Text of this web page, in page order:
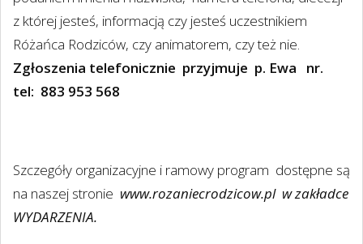
z której jesteś, informacją czy jesteś uczestnikiem
Różańca Rodziców, czy animatorem, czy też nie.
Zgłoszenia telefonicznie przyjmuje p. Ewa
nr.
tel: 883 953 568
Szczegóły organizacyjne i ramowy program dostępne są
na naszej stronie www.rozaniecrodzicow.pl w zakładce
WYDARZENIA.